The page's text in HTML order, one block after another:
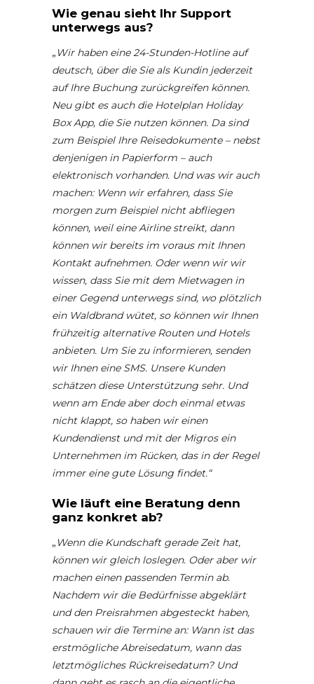
Wie genau sieht Ihr Support
unterwegs aus?
„ Wir haben eine 24-Stunden-Hotline auf
deutsch, über die Sie als Kundin jederzeit
auf Ihre Buchung zurückgreifen können.
Neu gibt es auch die Hotelplan Holiday
Box App, die Sie nutzen können. Da sind
zum Beispiel Ihre Reisedokumente – nebst
denjenigen in Papierform – auch
elektronisch vorhanden. Und was wir auch
machen: Wenn wir erfahren, dass Sie
morgen zum Beispiel nicht abfliegen
können, weil eine Airline streikt, dann
können wir bereits im voraus mit Ihnen
Kontakt aufnehmen. Oder wenn wir wir
wissen, dass Sie mit dem Mietwagen in
einer Gegend unterwegs sind, wo plötzlich
ein Waldbrand wütet, so können wir Ihnen
frühzeitig alternative Routen und Hotels
anbieten. Um Sie zu informieren, senden
wir Ihnen eine SMS. Unsere Kunden
schätzen diese Unterstützung sehr. Und
wenn am Ende aber doch einmal etwas
nicht klappt, so haben wir einen
Kundendienst und mit der Migros ein
Unternehmen im Rücken, das in der Regel
immer eine gute Lösung findet.“
Wie läuft eine Beratung denn
ganz konkret ab?
„ Wenn die Kundschaft gerade Zeit hat,
können wir gleich loslegen. Oder aber wir
machen einen passenden Termin ab.
Nachdem wir die Bedürfnisse abgeklärt
und den Preisrahmen abgesteckt haben,
schauen wir die Termine an: Wann ist das
erstmögliche Abreisedatum, wann das
letztmögliches Rückreisedatum? Und